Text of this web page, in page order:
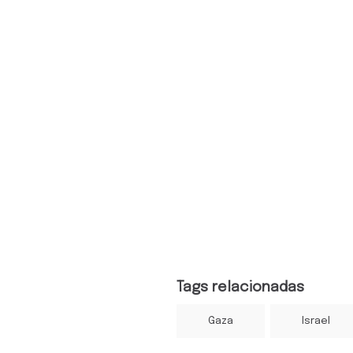
Tags relacionadas
Gaza Israel